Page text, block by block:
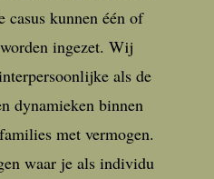
kunnen één of
ingezet. Wij
als de
dynamieken binnen
met vermogen.
waar je als individu